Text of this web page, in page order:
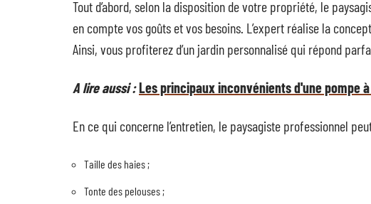
Tout d’abord, selon la disposition de votre propriété, le
en compte vos goûts et vos besoins. L’expert réalise la
Ainsi, vous profiterez d’un jardin personnalisé qui répond
A lire aussi :Les principaux inconvénients d'une pompe
En ce qui concerne l’entretien, le paysagiste professionnel
Taille des haies ;
Tonte des pelouses ;